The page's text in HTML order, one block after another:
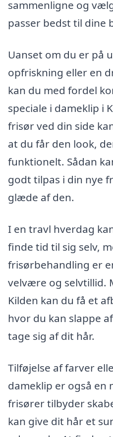
sammenligne og
passer bedst til dine
Uanset om du er på
opfriskning eller en
kan du med fordel
speciale i dameklip i
frisør ved din side
at du får den look,
funktionelt. Sådan
godt tilpas i din nye
glæde af den.
I en travl hverdag
finde tid til sig selv,
frisørbehandling er
velvære og selvtillid.
Kilden kan du få et
hvor du kan slappe
tage sig af dit hår.
Tilføjelse af farver
dameklip er også en
frisører tilbyder
kan give dit hår et